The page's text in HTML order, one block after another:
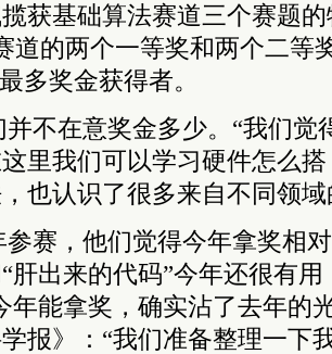
获基础算法赛道三个赛题
道的两个一等奖和两个二等
多奖金获得者。
不在意奖金多少。“我们觉
里我们可以学习硬件怎么
也认识了很多来自不同领域
参赛，他们觉得今年拿奖相
肝出来的代码”今年还很有
年能拿奖，确实沾了去年的
报》：“我们准备整理一下